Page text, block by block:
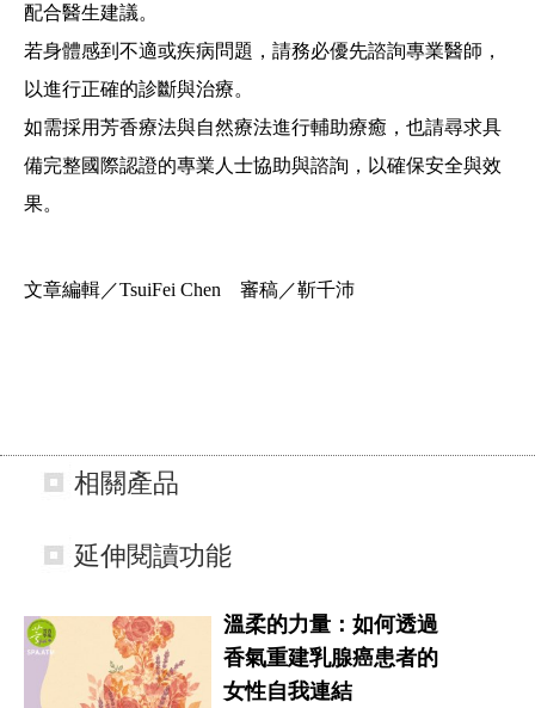
配合醫生建議。
若身體感到不適或疾病問題，請務必優先諮詢專業醫師，
以進行正確的診斷與治療。
如需採用芳香療法與自然療法進行輔助療癒，也請尋求具
備完整國際認證的專業人士協助與諮詢，以確保安全與效
果。
文章編輯／TsuiFei Chen 審稿／靳千沛
相關產品
延伸閱讀功能
溫柔的力量：如何透過
香氣重建乳腺癌患者的
女性自我連結